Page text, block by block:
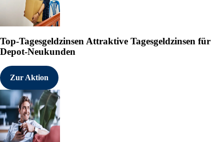
Top-Tagesgeldzinsen Attraktive Tagesgeldzinsen für
Depot-Neukunden
Zur Aktion